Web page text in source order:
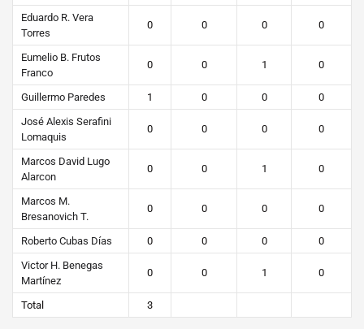
Eduardo R. Vera
Torres
0 0 0 0
Eumelio B. Frutos
Franco
0 0 1 0
Guillermo Paredes 1 0 0
0
José Alexis Serafini
Lomaquis
0 0 0 0
Marcos David Lugo
Alarcon
0 0 1 0
Marcos M.
Bresanovich T.
0 0 0 0
Roberto Cubas Días 0 0 0
0
Victor H. Benegas
Martínez
0 0 1 0
Total 3